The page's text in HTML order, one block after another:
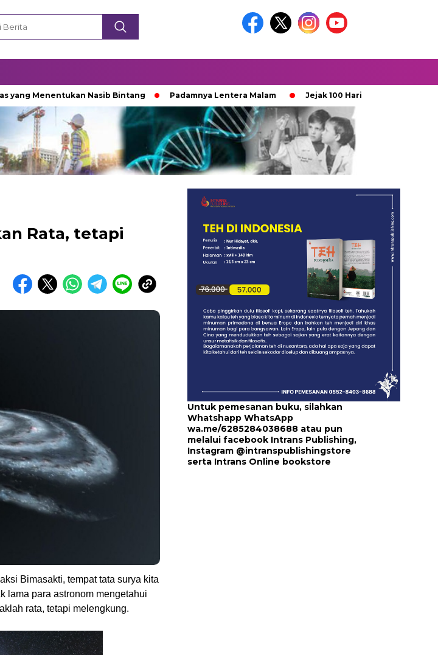
Nasib Bintang Padamnya Lentera Malam Jejak 100 Hari Pemburu Kayu
Rata, tetapi
Bimasakti, tempat tata surya kita
lama para astronom mengetahui
rata, tetapi melengkung.
Untuk pemesanan buku, silahkan
Whatshapp WhatsApp
wa.me/6285284038688 atau pun
melalui facebook Intrans Publishing,
Instagram @intranspublishingstore
serta Intrans Online bookstore